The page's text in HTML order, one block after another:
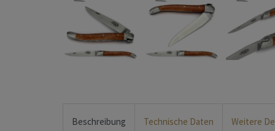
Beschreibung Technische Daten Weitere